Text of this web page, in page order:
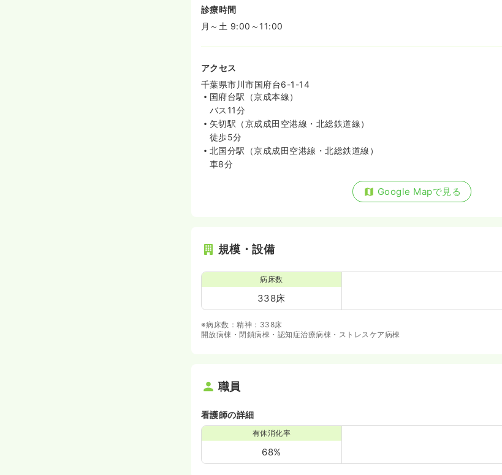
診療時間
月～土 9:00～11:00
アクセス
千葉県市川市国府台6-1-14
国府台駅（京成本線）
バス11分
矢切駅（京成成田空港線・北総鉄道線）
徒歩5分
北国分駅（京成成田空港線・北総鉄道線）
車8分
Google Mapで見る
規模・設備
病床数
338床
※病床数：精神：338床
開放病棟・閉鎖病棟・認知症治療病棟・ストレスケア病棟
職員
看護師の詳細
有休消化率
68%